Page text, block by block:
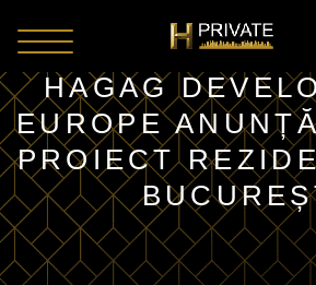
HAGAG
EUROPE
PROIECT